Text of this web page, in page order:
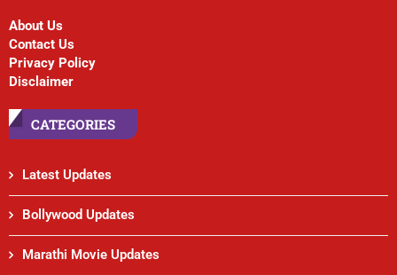
About Us
Contact Us
Privacy Policy
Disclaimer
CATEGORIES
Latest Updates
Bollywood Updates
Marathi Movie Updates